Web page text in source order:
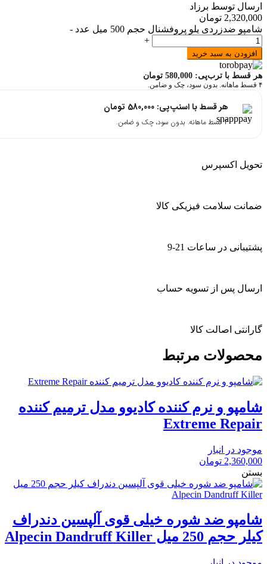
ارسال توسط برزاد
2,320,000 تومان
شامپو ضدزردی یلو پروفشنال حجم 500 میل عدد
-
+
افزودن به سبد خرید
هر قسط با ترب‌پی: 580,000 تومان
۴ قسط ماهانه. بدون سود، چک و ضامن.
هر قسط با اسنپ‌پی: 580,000 تومان
۴ قسط ماهانه. بدون سود، چک و ضامن.
تحویل اکسپرس
ضمانت سلامت فیزیکی کالا
پشتیبانی در ساعات 21-9
ارسال پس از تسویه حساب
گارانتی اصالت کالا
محصولات مرتبط
شامپو و نرم کننده کادیوو مدل ترمیم کننده
Extreme Repair
موجود در انبار
2,360,000 تومان
بستن
شامپو ضد شوره خیلی قوی آلپسین دندراف
کیلر حجم 250 میل Alpecin Dandruff Killer